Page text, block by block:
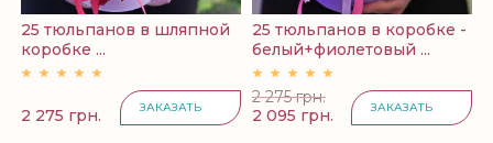
25 тюльпанов в шляпной
коробке ...
2 275 грн. ЗАКАЗАТЬ
25 тюльпанов в коробке -
белый+фиолетовый ...
2 275 грн.
2 095 грн.
ЗАКАЗАТЬ